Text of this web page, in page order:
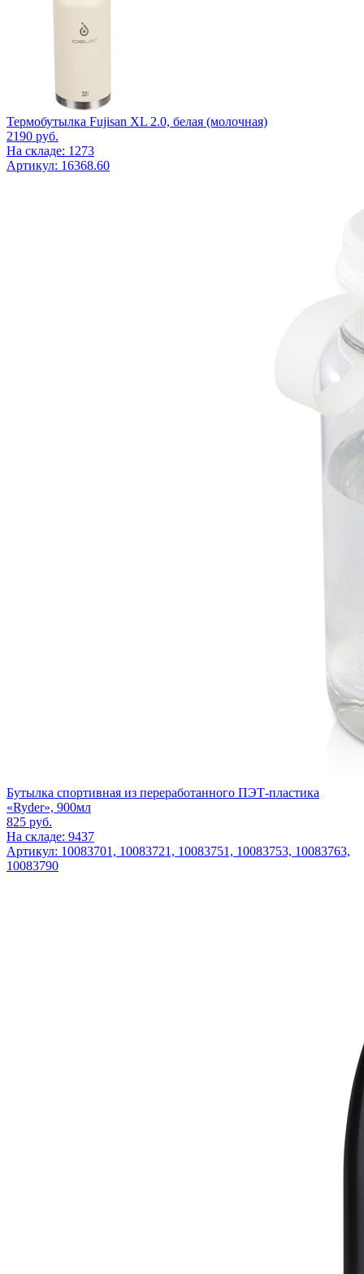
Термобутылка Fujisan XL 2.0, белая (молочная)
2190 руб.
На складе: 1273
Артикул: 16368.60
Бутылка спортивная из переработанного ПЭТ-пластика
«Ryder», 900мл
825 руб.
На складе: 9437
Артикул: 10083701, 10083721, 10083751, 10083753, 10083763,
10083790